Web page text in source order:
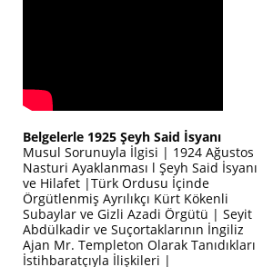
Belgelerle 1925 Şeyh Said İsyanı
Musul Sorunuyla İlgisi | 1924 Ağustos
Nasturi Ayaklanması l Şeyh Said İsyanı
ve Hilafet |Türk Ordusu İçinde
Örgütlenmiş Ayrılıkçı Kürt Kökenli
Subaylar ve Gizli Azadi Örgütü | Seyit
Abdülkadir ve Suçortaklarının İngiliz
Ajan Mr. Templeton Olarak Tanıdıkları
İstihbaratçıyla İlişkileri |